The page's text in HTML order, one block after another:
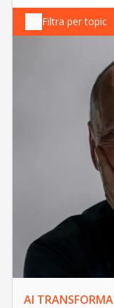
Filtra per topic
AI